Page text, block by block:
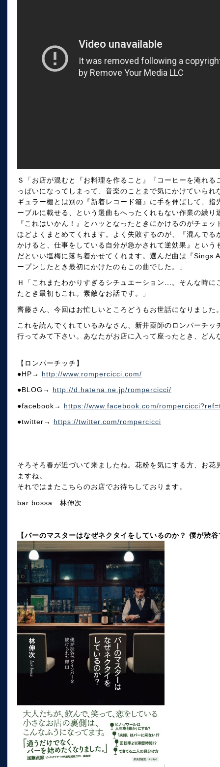
Ｓ「お店が混むと『お料理を作ること』『コーヒーを淹れ
っぱいになってしまって、音楽のことまで気にかけていら
ギュラー棚とは別の『新着レコード箱』に手を伸ばして、
ーブルに載せる、という選曲もへったくれもない作業の繰
『これはいかん！』とハッとなったときにかけるのがチェ
ほどよくまとめてくれます。よく失敗するのが、『混んで
かけると、仕事をしている自分が急かされて逆効果』とい
だといい塩梅に落ち着かせてくれます。選んだ曲は『Sings
ープンしたとき最初にかけたのもこの曲でした。」
Ｈ「これまたわかりすぎるシチュエーション...。そんな時
たとき最初もこれ。素敵なお話です。」
齊藤さん、今回はお忙しいところどうもお世話になりました
これを読んでくれているみなさん、新井薬師のロンパーチ
行ってみて下さい。あなたがお店に入って座ったとき、ど
【ロンパーチッチ】
●HP→ http://www.rompercicci.com/
●BLOG→ http://d.hatena.ne.jp/rompercicci/
●facebook→ https://www.facebook.com/
●twitter→ https://twitter.com/rompercicci
そろそろ春が近づいて来ましたね。花粉を気にする方、お
ますね。
それではまたこちらのお店でお待ちしております。
bar bossa 林伸次
【バーのマスターはなぜネクタイをしているのか？ 僕が渋